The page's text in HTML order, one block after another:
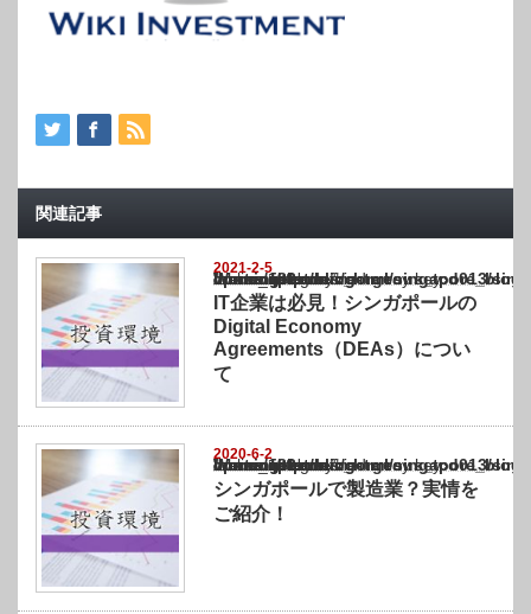
関連記事
2021-2-5
Warning
: Undefined array key "show_category" in
/home/netst/kuno-cpa.co.jp/public_html/singapore_blog/wp-content/themes/
on line183
IT企業は必見！シンガポールの
Digital Economy
Agreements（DEAs）につい
て
2020-6-2
Warning
: Undefined array key "show_category" in
/home/netst/kuno-cpa.co.jp/public_html/singapore_blog/wp-content/themes/
on line183
シンガポールで製造業？実情を
ご紹介！